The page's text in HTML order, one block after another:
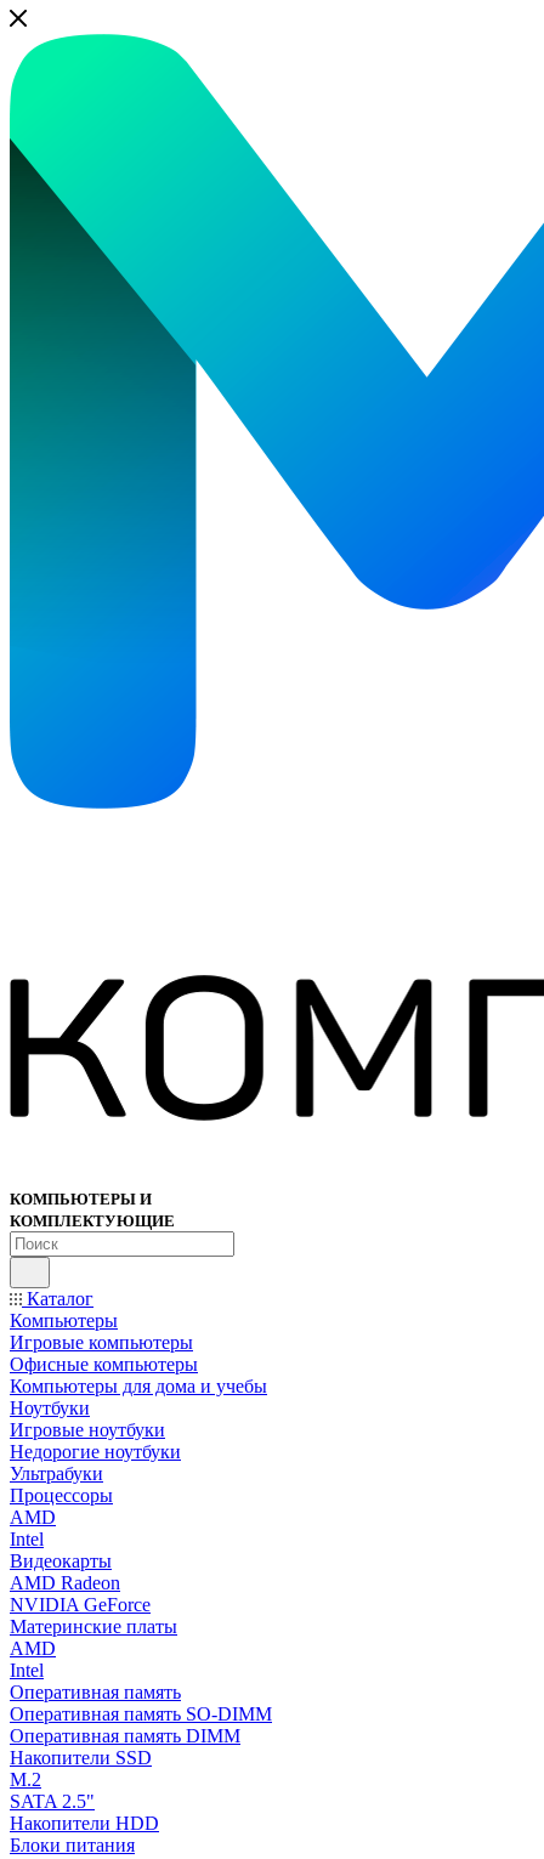
КОМПЬЮТЕРЫ И
КОМПЛЕКТУЮЩИЕ
Каталог
Компьютеры
Игровые компьютеры
Офисные компьютеры
Компьютеры для дома и учебы
Ноутбуки
Игровые ноутбуки
Недорогие ноутбуки
Ультрабуки
Процессоры
AMD
Intel
Видеокарты
AMD Radeon
NVIDIA GeForce
Материнские платы
AMD
Intel
Оперативная память
Оперативная память SO-DIMM
Оперативная память DIMM
Накопители SSD
M.2
SATA 2.5"
Накопители HDD
Блоки питания